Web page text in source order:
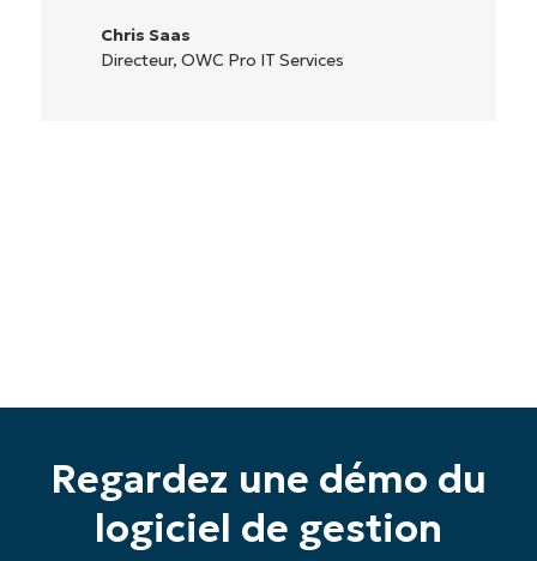
Chris Saas
Directeur, OWC Pro IT Services
Regardez une démo du
logiciel de gestion